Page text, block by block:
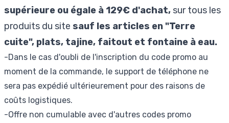
supérieure ou égale à 129€ d'achat, sur tous les
produits du site sauf les articles en "Terre
cuite", plats, tajine, faitout et fontaine à eau.
-Dans le cas d'oubli de l'inscription du code promo au
moment de la commande, le support de téléphone ne
sera pas expédié ultérieurement pour des raisons de
coûts logistiques.
-Offre non cumulable avec d'autres codes promo